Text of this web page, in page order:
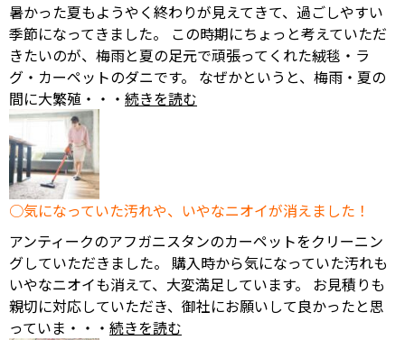
暑かった夏もようやく終わりが見えてきて、過ごしやすい
季節になってきました。 この時期にちょっと考えていただ
きたいのが、梅雨と夏の足元で頑張ってくれた絨毯・ラ
グ・カーペットのダニです。 なぜかというと、梅雨・夏の
間に大繁殖・・・ 続きを読む
気になっていた汚れや、いやなニオイが消えました！
アンティークのアフガニスタンのカーペットをクリーニン
グしていただきました。 購入時から気になっていた汚れも
いやなニオイも消えて、大変満足しています。 お見積りも
親切に対応していただき、御社にお願いして良かったと思
っていま・・・ 続きを読む